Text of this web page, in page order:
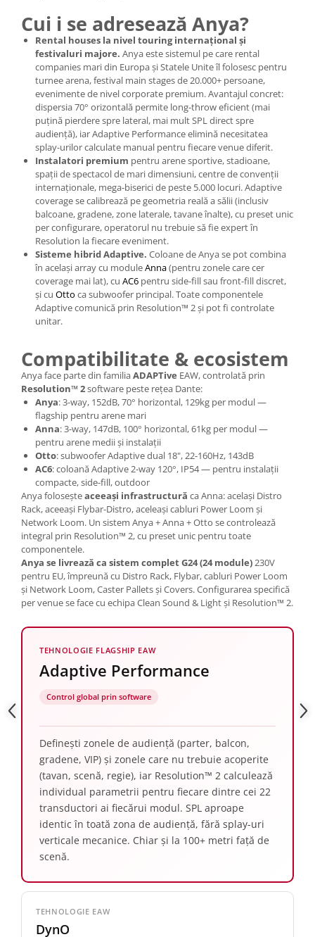
Cui i se adresează Anya?
Rental houses la nivel touring internațional și
festivaluri majore. Anya este sistemul pe care rental
companies mari din Europa și Statele Unite îl folosesc pentru
turnee arena, festival main stages de 20.000+ persoane,
evenimente de nivel corporate premium. Avantajul concret:
dispersia 70° orizontală permite long-throw eficient (mai
puțină pierdere spre lateral, mai mult SPL direct spre
audiență), iar Adaptive Performance elimină necesitatea
splay-urilor calculate manual pentru fiecare venue diferit.
Instalatori premium pentru arene sportive, stadioane,
spații de spectacol de mari dimensiuni, centre de convenții
internaționale, mega-biserici de peste 5.000 locuri. Adaptive
coverage se calibrează pe geometria reală a sălii (inclusiv
balcoane, gradene, zone laterale, tavane înalte), cu preset unic
per configurare, operatorul nu trebuie să fie expert în
Resolution la fiecare eveniment.
Sisteme hibrid Adaptive. Coloane de Anya se pot combina
în același array cu moduleAnna(pentru zonele care cer
coverage mai lat), cu AC6 pentru side-fill sau front-fill discret,
și cu Otto ca subwoofer principal. Toate componentele
Adaptive comunică prin Resolution™ 2 și pot fi controlate
unitar.
Compatibilitate & ecosistem
Anya face parte din familiaADAPTive EAW, controlată prin
Resolution™ 2software peste rețea Dante:
Anya: 3-way, 152dB, 70° horizontal, 129kg per modul —
flagship pentru arene mari
Anna: 3-way, 147dB, 100° horizontal, 61kg per modul —
pentru arene medii și instalații
Otto: subwoofer Adaptive dual 18", 22-160Hz, 143dB
AC6: coloană Adaptive 2-way 120°, IP54 — pentru instalații
compacte, side-fill, outdoor
Anya foloseșteaceeași infrastructură ca Anna: același Distro
Rack, aceeași Flybar-Distro, aceleași cabluri Power Loom și
Network Loom. Un sistem Anya + Anna + Otto se controlează
integral prin Resolution™ 2, cu preset unic pentru toate
componentele.
Anya se livrează ca sistem complet G24 (24 module)230V
pentru EU, împreună cu Distro Rack, Flybar, cabluri Power Loom
și Network Loom, Caster Pallets și Covers. Configurarea specifică
per venue se face cu echipa Clean Sound & Light și Resolution™ 2.
TEHNOLOGIE FLAGSHIP EAW
Adaptive Performance
Control global prin software
Definești zonele de audiență (parter, balcon,
gradene, VIP) și zonele care nu trebuie acoperite
(tavan, scenă, regie), iar Resolution™ 2 calculează
individual parametrii pentru fiecare dintre cei 22
transductori ai fiecărui modul. SPL aproape
identic în toată zona de audiență, fără splay-uri
verticale mecanice. Chiar și la 100+ metri față de
scenă.
TEHNOLOGIE EAW
DynO